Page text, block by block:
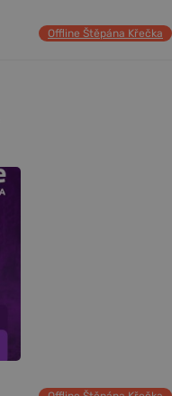
Offline Štěpána Křečka